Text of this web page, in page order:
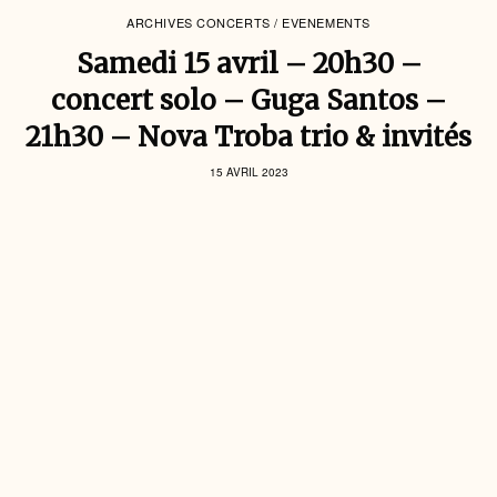
ARCHIVES CONCERTS / EVENEMENTS
Samedi 15 avril – 20h30 –
concert solo – Guga Santos –
21h30 – Nova Troba trio & invités
15 AVRIL 2023